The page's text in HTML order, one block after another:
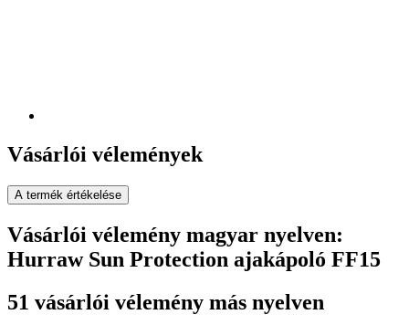
Vásárlói vélemények
A termék értékelése
Vásárlói vélemény magyar nyelven:
Hurraw Sun Protection ajakápoló FF15
51 vásárlói vélemény más nyelven